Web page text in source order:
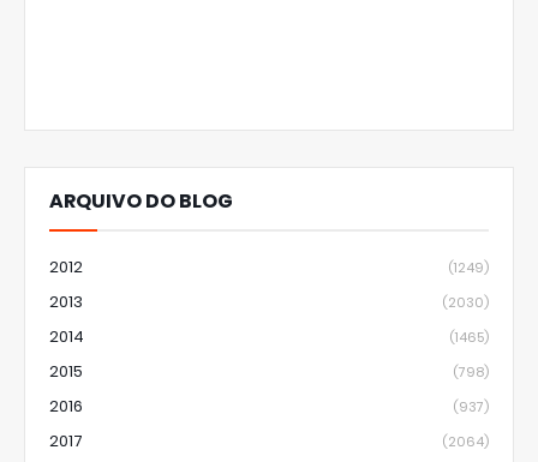
ARQUIVO DO BLOG
2012 (1249)
2013 (2030)
2014 (1465)
2015 (798)
2016 (937)
2017 (2064)